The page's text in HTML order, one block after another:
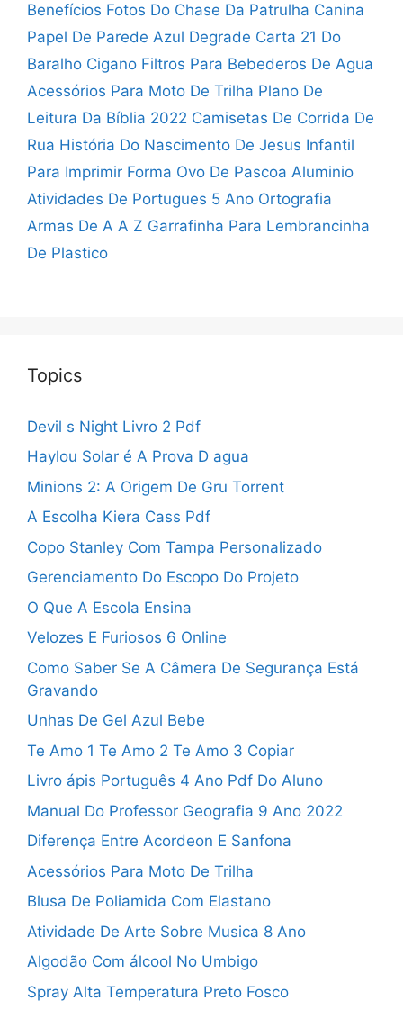
Benefícios Fotos Do Chase Da Patrulha Canina
Papel De Parede Azul Degrade Carta 21 Do
Baralho Cigano Filtros Para Bebederos De Agua
Acessórios Para Moto De Trilha Plano De
Leitura Da Bíblia 2022 Camisetas De Corrida De
Rua História Do Nascimento De Jesus Infantil
Para Imprimir Forma Ovo De Pascoa Aluminio
Atividades De Portugues 5 Ano Ortografia
Armas De A A Z Garrafinha Para Lembrancinha
De Plastico
Topics
Devil s Night Livro 2 Pdf
Haylou Solar é A Prova D agua
Minions 2: A Origem De Gru Torrent
A Escolha Kiera Cass Pdf
Copo Stanley Com Tampa Personalizado
Gerenciamento Do Escopo Do Projeto
O Que A Escola Ensina
Velozes E Furiosos 6 Online
Como Saber Se A Câmera De Segurança Está
Gravando
Unhas De Gel Azul Bebe
Te Amo 1 Te Amo 2 Te Amo 3 Copiar
Livro ápis Português 4 Ano Pdf Do Aluno
Manual Do Professor Geografia 9 Ano 2022
Diferença Entre Acordeon E Sanfona
Acessórios Para Moto De Trilha
Blusa De Poliamida Com Elastano
Atividade De Arte Sobre Musica 8 Ano
Algodão Com álcool No Umbigo
Spray Alta Temperatura Preto Fosco